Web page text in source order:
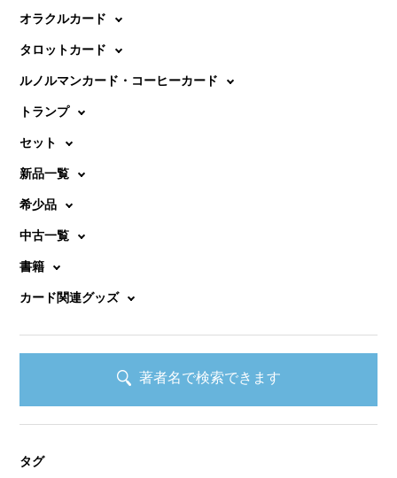
オラクルカード
タロットカード
ルノルマンカード・コーヒーカード
トランプ
セット
新品一覧
希少品
中古一覧
書籍
カード関連グッズ
著者名で検索できます
タグ